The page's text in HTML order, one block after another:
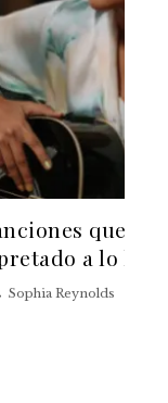
han
tiempo
5 días